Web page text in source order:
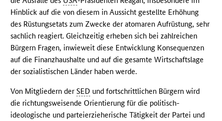
Hinblick auf die von diesem in Aussicht gestellte Erhöhung
des Rüstungsetats zum Zwecke der atomaren Aufrüstung, sehr
sachlich reagiert. Gleichzeitig erheben sich bei zahlreichen
Bürgern Fragen, inwieweit diese Entwicklung Konsequenzen
auf die Finanzhaushalte und auf die gesamte Wirtschaftslage
der sozialistischen Länder haben werde.
Von Mitgliedern derSED und fortschrittlichen Bürgern wird
die richtungsweisende Orientierung für die politisch-
ideologische und parteierzieherische Tätigkeit der Partei und